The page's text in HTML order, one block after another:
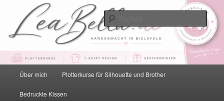
primären
springen
sekundären
springenLeaBella.de – Handgemacht in
Bielefeld
HauptmenüÜber mich Plotterkurse für Silhouette und Brother
Bedruckte Kissen